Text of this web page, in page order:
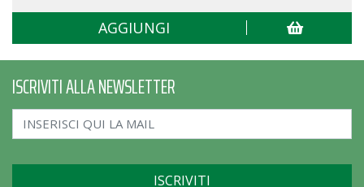
AGGIUNGI
ISCRIVITI ALLA NEWSLETTER